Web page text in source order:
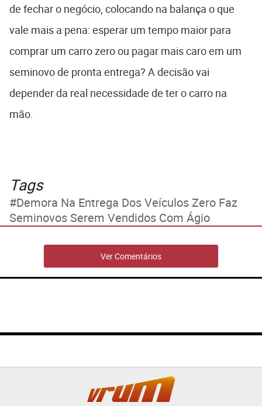
de fechar o negócio, colocando na balança o que
vale mais a pena: esperar um tempo maior para
comprar um carro zero ou pagar mais caro em um
seminovo de pronta entrega? A decisão vai
depender da real necessidade de ter o carro na
mão.
Tags
Demora Na Entrega Dos Veículos Zero Faz
Seminovos Serem Vendidos Com Ágio
Ver Comentários